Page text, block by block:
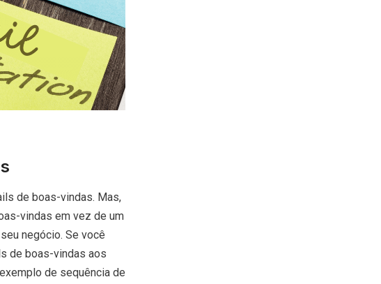
de boas-vindas. Mas,
vindas em vez de um
negócio. Se você
de boas-vindas aos
de sequência de